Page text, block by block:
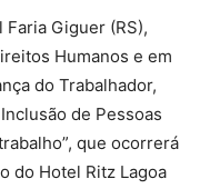
Giguer (RS),
Humanos e em
do Trabalhador,
de Pessoas
que ocorrerá
do Hotel Ritz Lagoa